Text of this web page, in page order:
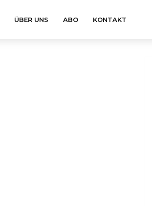
ÜBER UNS ABO KONTAKT